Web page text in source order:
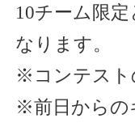
10チーム限
なります。
※コンテスト
※前日からの